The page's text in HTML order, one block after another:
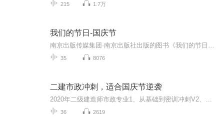
215 1.7万
我们的节日-国庆节
35 8076
二建市政冲刺，适合国庆节逆袭
36 2619